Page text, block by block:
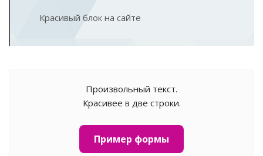
Красивый блок на сайте
Произвольный текст.
Красивее в две строки.
Пример формы